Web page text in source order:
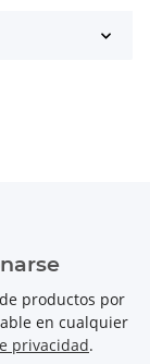
productos por
en cualquier
privacidad.